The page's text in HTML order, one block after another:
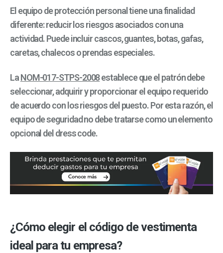
El equipo de protección personal tiene una finalidad
diferente: reducir los riesgos asociados con una
actividad. Puede incluir cascos, guantes, botas, gafas,
caretas, chalecos o prendas especiales.
LaNOM-017-STPS-2008establece que el patrón debe
seleccionar, adquirir y proporcionar el equipo requerido
de acuerdo con los riesgos del puesto. Por esta razón, el
equipo de seguridad no debe tratarse como un elemento
opcional del dress code.
¿Cómo elegir el código de vestimenta
ideal para tu empresa?